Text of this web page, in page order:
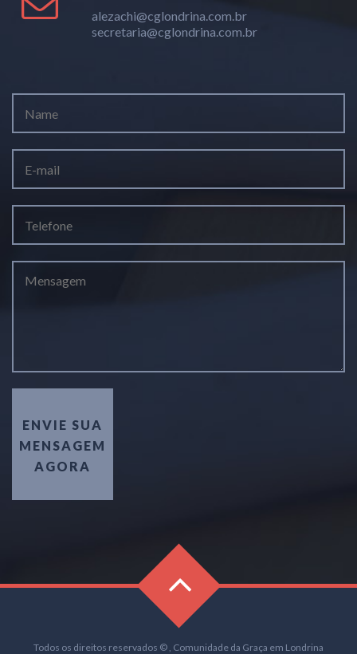
alezachi@cglondrina.com.br
secretaria@cglondrina.com.br
ENVIE SUA
MENSAGEM
AGORA
Todos os direitos reservados © , Comunidade da Graça em Londrina